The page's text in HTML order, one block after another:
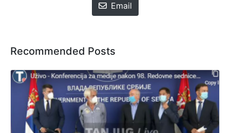
Email
Recommended Posts